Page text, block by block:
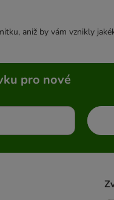
aniž by vám vznikly
pro nové